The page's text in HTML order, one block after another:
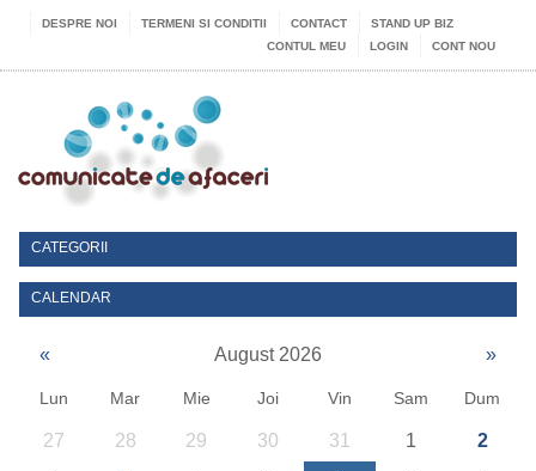
DESPRE NOI TERMENI SI CONDITII CONTACT
STAND UP BIZ
CONTUL MEU
LOGIN CONT NOU
CATEGORII
CALENDAR
« August 2026 »
Lun Mar Mie Joi Vin Sam Dum
27 28 29 30 31 1 2